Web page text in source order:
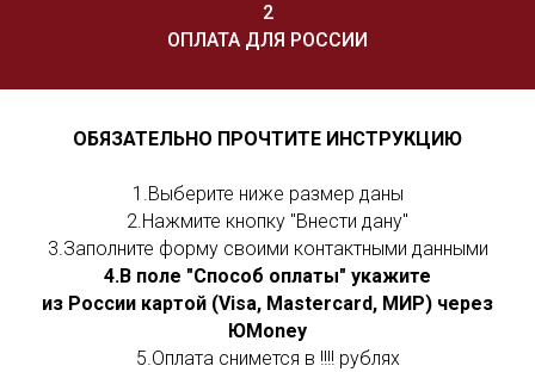
2
ОПЛАТА ДЛЯ РОССИИ
ОБЯЗАТЕЛЬНО ПРОЧТИТЕ ИНСТРУКЦИЮ
1.Выберите ниже размер даны
2.Нажмите кнопку "Внести дану"
3.Заполните форму своими контактными данными
4.В поле "Способ оплаты" укажите
из России картой (Visa, Mastercard, МИР) через
ЮMoney
5.Оплата снимется в !!!! рублях